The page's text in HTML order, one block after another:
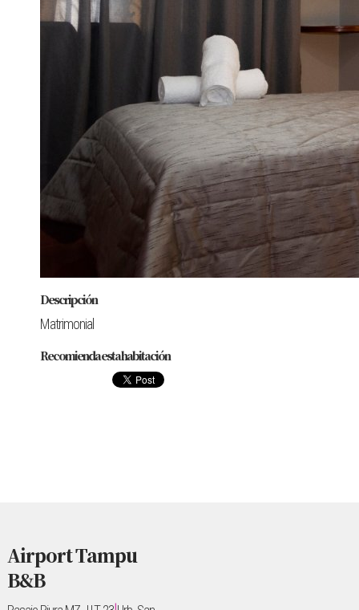
Descripción
Matrimonial
Recomienda esta habitación
Airport Tampu
B&B